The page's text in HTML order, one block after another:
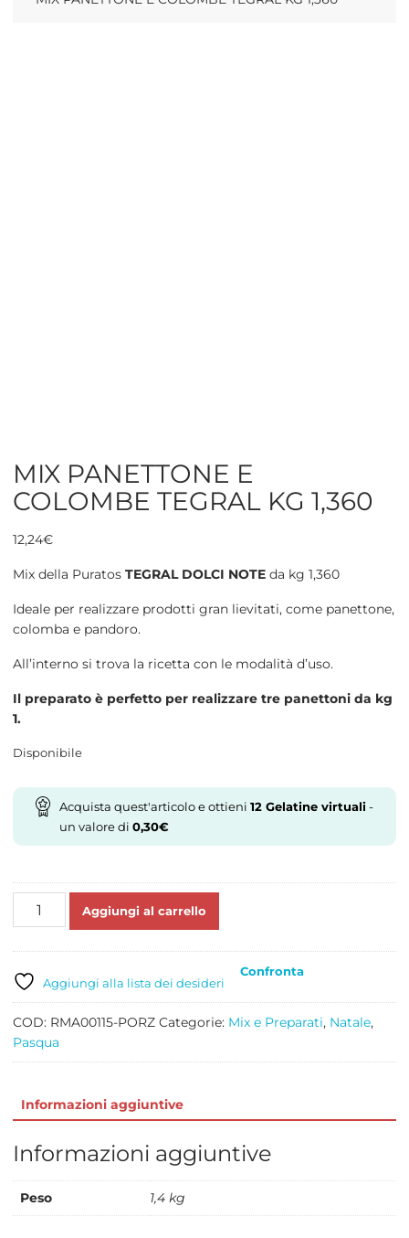
MIX PANETTONE E
COLOMBE TEGRAL KG 1,360
12,24€
Mix della Puratos TEGRAL DOLCI NOTEda kg 1,360
Ideale per realizzare prodotti gran lievitati, come panettone,
colomba e pandoro.
All’interno si trova la ricetta con le modalità d’uso.
Il preparato è perfetto per realizzare tre panettoni da kg
1.
Disponibile
Acquista quest'articolo e ottieni 12Gelatine virtuali-
un valore di 0,30€
TEGRAL
KG
1,360
quantità
Aggiungi al carrello
Aggiungi alla lista dei desideri
Confronta
COD: RMA00115-PORZ Categorie: Mix e Preparati, Natale,
Pasqua
Informazioni aggiuntive
Informazioni aggiuntive
Peso 1,4 kg